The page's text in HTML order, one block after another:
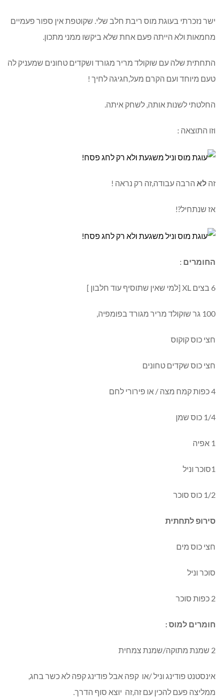
ישר נזכרתי בעוגת מוס ריבת חלב שלי. שקוטפת אין ספור פעמיים
מחמאות ולא הייתה פעם אחת שלא ביקשו ממני מתכון.
התחתית שלה עם שוקולד מריר מגורד ושקדים טחונים שמעניק לה
טעם מיוחד ועם הקרם מעל,חגיגה לחיך !
החלטתי לשנות אותה, לשחק איתה.
וזו התוצאה :
זה לא הרבה עבודה,זה רק נראה !
אז שנתחיל?!
החומרים :
6 בצים XL [למי שאין שתוסיף עוד חלבון ]
100 גר שוקולד מריר מגורד בפומפיה,
חצי כוס קוקוס
חצי כוס שקדים טחונים
4 כפות קמח מצה / או פירורי לחם
1/4 כוס שמן
1 אפיה
1סוכר וניל
1/2 כוס סוכר
סירופ לתחתית
חצי כוס מים
סוכר וניל
2 כפות סוכר
חומרים למוס :
2 שמנת מתוקה/שמנת צמחית
אינסטנט פודינג וניל /או קפה אבל פודינג קפה לא כשר בחג,
ממליצה פעם להכין עם זה,זה יוצא סוף הדרך.